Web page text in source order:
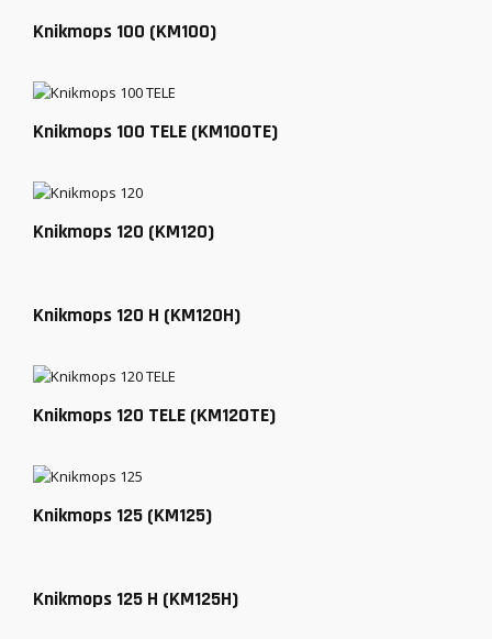
Knikmops 100 (KM100)
Knikmops 100 TELE (KM100TE)
Knikmops 120 (KM120)
Knikmops 120 H (KM120H)
Knikmops 120 TELE (KM120TE)
Knikmops 125 (KM125)
Knikmops 125 H (KM125H)